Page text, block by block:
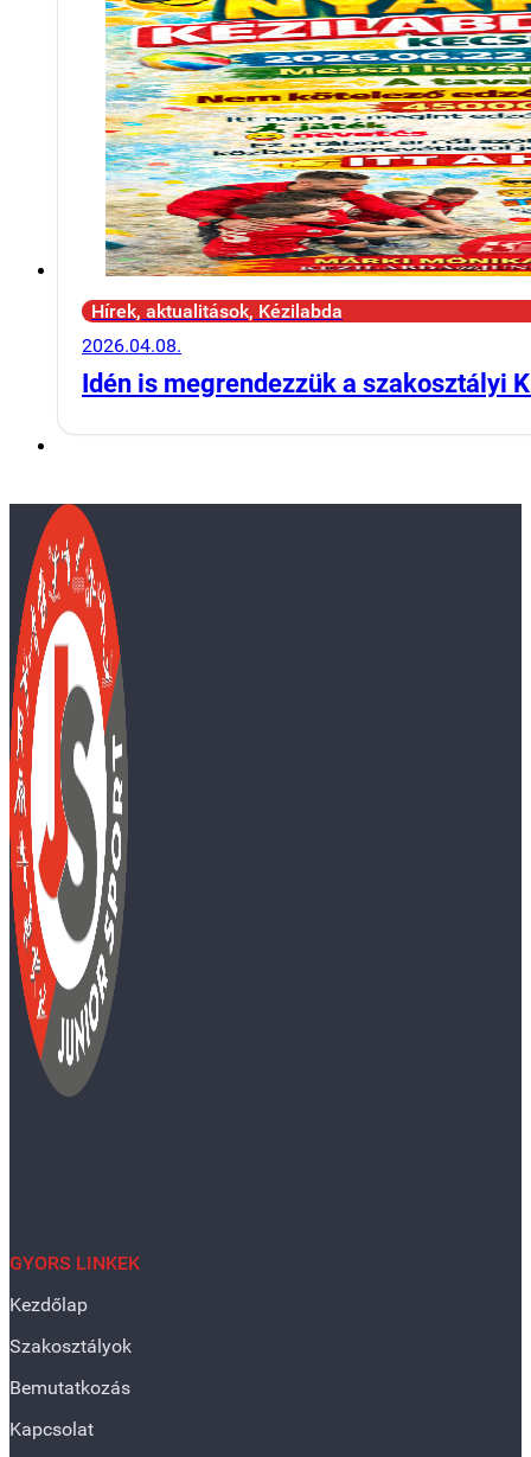
Hírek, aktualitások, Kézilabda
2026.04.08.
Idén is megrendezzük a szakosztályi
GYORS LINKEK
Kezdőlap
Szakosztályok
Bemutatkozás
Kapcsolat